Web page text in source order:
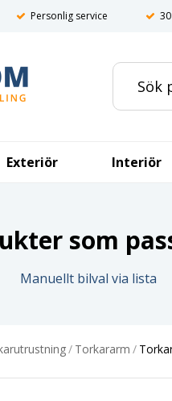
Personlig service
Exteriör Interiör
som
Manuellt bilval via lista
/ Torkararm /